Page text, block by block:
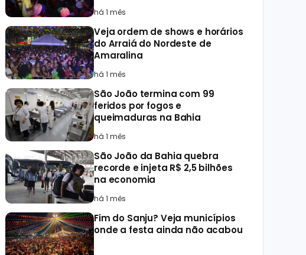
há 1 mês
Veja ordem de shows e horários
do Arraiá do Nordeste de
Amaralina
há 1 mês
São João termina com 99
feridos por fogos e
queimaduras na Bahia
há 1 mês
São João da Bahia quebra
recorde e injeta R$ 2,5 bilhões
na economia
há 1 mês
Fim do Sanju? Veja municípios
onde a festa ainda não acabou